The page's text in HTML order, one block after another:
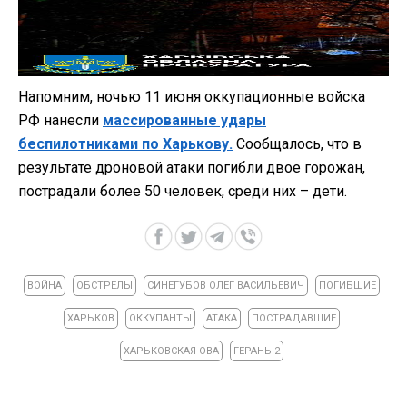
Напомним, ночью 11 июня оккупационные войска
РФ нанесли массированные удары
беспилотниками по Харькову. Сообщалось, что в
результате дроновой атаки погибли двое горожан,
пострадали более 50 человек, среди них – дети.
ВОЙНА ОБСТРЕЛЫ СИНЕГУБОВ ОЛЕГ ВАСИЛЬЕВИЧ ПОГИБШИЕ
ХАРЬКОВ ОККУПАНТЫ АТАКА ПОСТРАДАВШИЕ
ХАРЬКОВСКАЯ ОВА ГЕРАНЬ-2